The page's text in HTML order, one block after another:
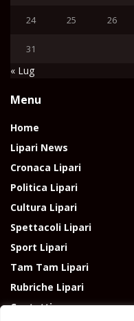
24 25 26
31
« Lug
Menu
Home
Lipari News
Cronaca Lipari
Politica Lipari
Cultura Lipari
Spettacoli Lipari
Sport Lipari
Tam Tam Lipari
Rubriche Lipari
Contatti